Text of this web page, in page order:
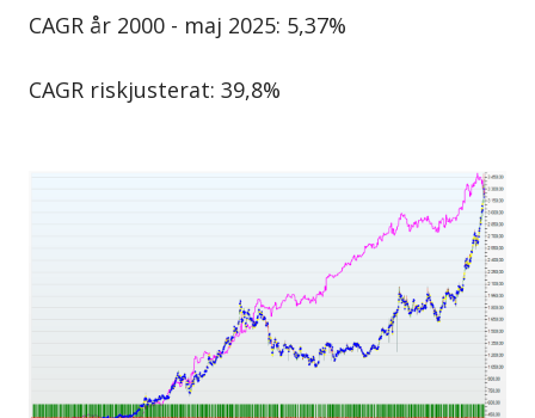
CAGR år 2000 - maj 2025: 5,37%
CAGR riskjusterat: 39,8%